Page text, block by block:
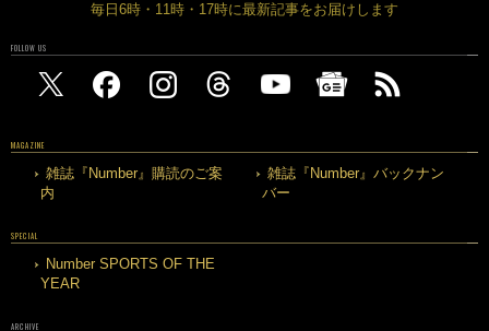
毎日6時・11時・17時に最新記事をお届けします
FOLLOW US
MAGAZINE
雑誌『Number』購読のご案
内
雑誌『Number』バックナン
バー
SPECIAL
Number SPORTS OF THE
YEAR
ARCHIVE